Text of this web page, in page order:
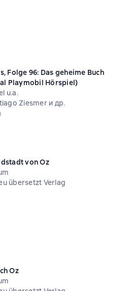
Folge 96: Das geheime Buch
Playmobil Hörspiel)
u.a.
Ziesmer и др.
рейтинг 0 на основе 0 оценок
von Oz
übersetzt Verlag
рейтинг 0 на основе 0 оценок
Oz